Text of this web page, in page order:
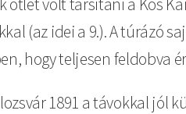
(az idei a 9.). A túrázó
hogy teljesen feldobva
1891 a távokkal